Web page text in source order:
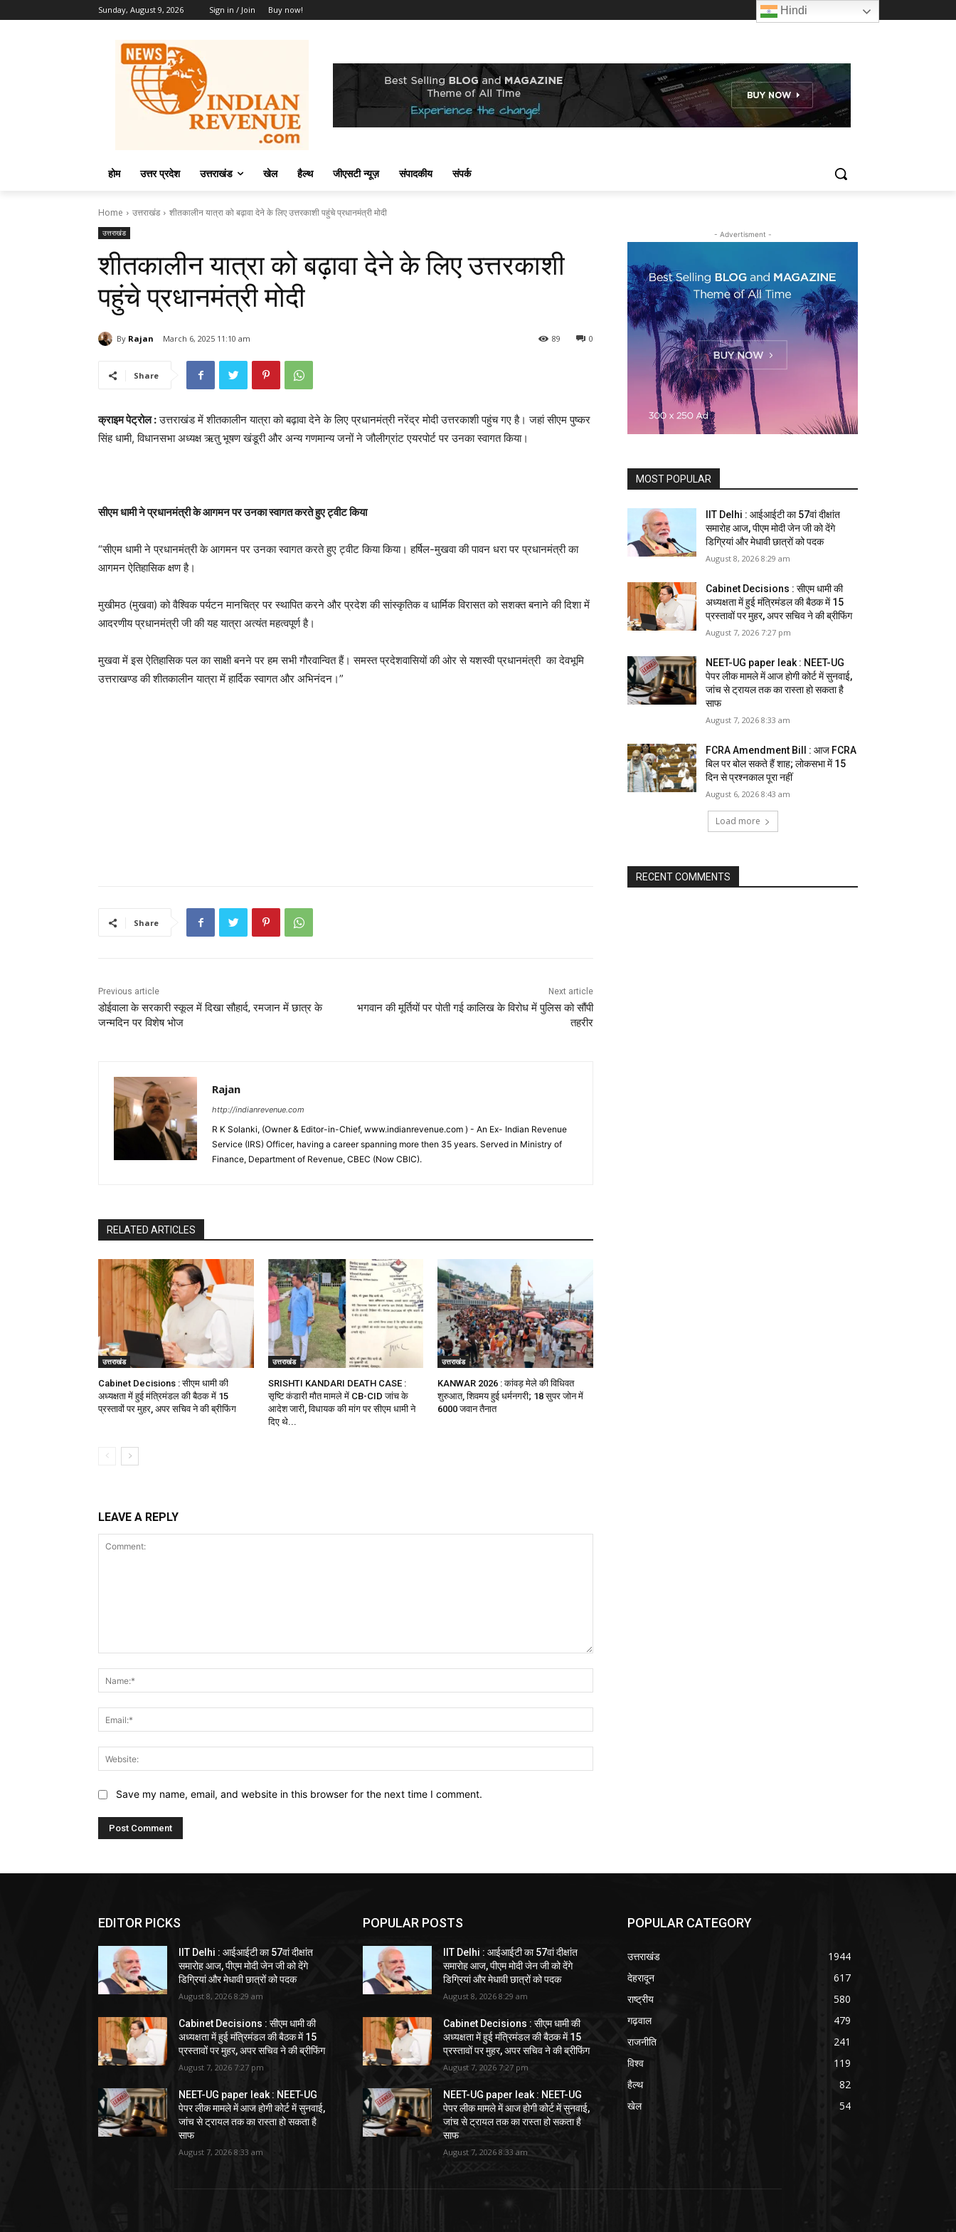
Sunday, August 9, 2026 Sign in / Join Buy now!
होम उत्तर प्रदेश उत्तराखंड खेल हैल्थ जीएसटी न्यूज़ संपादकीय संपर्क
Home उत्तराखंड शीतकालीन यात्रा को बढ़ावा देने के लिए उत्तरकाशी पहुंचे प्रधानमंत्री मोदी
उत्तराखंड
शीतकालीन यात्रा को बढ़ावा देने के लिए उत्तरकाशी
पहुंचे प्रधानमंत्री मोदी
By Rajan March 6, 2025 11:10 am 0
89
Share
क्राइम पेट्रोल :उत्तराखंड में शीतकालीन यात्रा को बढ़ावा देने के लिए प्रधानमंत्री नरेंद्र मोदी उत्तरकाशी पहुंच गए है। जहां सीएम पुष्कर
सिंह धामी, विधानसभा अध्यक्ष ऋतु भूषण खंडूरी और अन्य गणमान्य जनों ने जौलीग्रांट एयरपोर्ट पर उनका स्वागत किया।
सीएम धामी ने प्रधानमंत्री के आगमन पर उनका स्वागत करते हुए ट्वीट किया
“सीएम धामी ने प्रधानमंत्री के आगमन पर उनका स्वागत करते हुए ट्वीट किया किया। हर्षिल-मुखवा की पावन धरा पर प्रधानमंत्री का
आगमन ऐतिहासिक क्षण है।
मुखीमठ (मुखवा) को वैश्विक पर्यटन मानचित्र पर स्थापित करने और प्रदेश की सांस्कृतिक व धार्मिक विरासत को सशक्त बनाने की दिशा में
आदरणीय प्रधानमंत्री जी की यह यात्रा अत्यंत महत्वपूर्ण है।
मुखवा में इस ऐतिहासिक पल का साक्षी बनने पर हम सभी गौरवान्वित हैं। समस्त प्रदेशवासियों की ओर से यशस्वी प्रधानमंत्री का देवभूमि
उत्तराखण्ड की शीतकालीन यात्रा में हार्दिक स्वागत और अभिनंदन।”
Share
Previous article
डोईवाला के सरकारी स्कूल में दिखा सौहार्द, रमजान में छात्र के
जन्मदिन पर विशेष भोज
Next article
भगवान की मूर्तियों पर पोती गई कालिख के विरोध में पुलिस को सौंपी
तहरीर
Rajan
http://indianrevenue.com
R K Solanki, (Owner & Editor-in-Chief, www.indianrevenue.com ) - An Ex- Indian Revenue
Service (IRS) Officer, having a career spanning more then 35 years. Served in Ministry of
Finance, Department of Revenue, CBEC (Now CBIC).
RELATED ARTICLES
उत्तराखंड
Cabinet Decisions : सीएम धामी की
अध्यक्षता में हुई मंत्रिमंडल की बैठक में 15
प्रस्तावों पर मुहर, अपर सचिव ने की ब्रीफिंग
उत्तराखंड
SRISHTI KANDARI DEATH CASE :
सृष्टि कंडारी मौत मामले में CB-CID जांच के
आदेश जारी, विधायक की मांग पर सीएम धामी ने
दिए थे...
उत्तराखंड
KANWAR 2026 : कांवड़ मेले की विधिवत
शुरुआत, शिवमय हुई धर्मनगरी; 18 सुपर जोन में
6000 जवान तैनात
LEAVE A REPLY
Save my name, email, and website in this browser for the next time I comment.
- Advertisment -
MOST POPULAR
IIT Delhi : आईआईटी का 57वां दीक्षांत
समारोह आज, पीएम मोदी जेन जी को देंगे
डिग्रियां और मेधावी छात्रों को पदक
August 8, 2026 8:29 am
Cabinet Decisions : सीएम धामी की
अध्यक्षता में हुई मंत्रिमंडल की बैठक में 15
प्रस्तावों पर मुहर, अपर सचिव ने की ब्रीफिंग
August 7, 2026 7:27 pm
NEET-UG paper leak : NEET-UG
पेपर लीक मामले में आज होगी कोर्ट में सुनवाई,
जांच से ट्रायल तक का रास्ता हो सकता है
साफ
August 7, 2026 8:33 am
FCRA Amendment Bill : आज FCRA
बिल पर बोल सकते हैं शाह; लोकसभा में 15
दिन से प्रश्नकाल पूरा नहीं
August 6, 2026 8:43 am
Load more
RECENT COMMENTS
EDITOR PICKS
IIT Delhi : आईआईटी का 57वां दीक्षांत
समारोह आज, पीएम मोदी जेन जी को देंगे
डिग्रियां और मेधावी छात्रों को पदक
August 8, 2026 8:29 am
Cabinet Decisions : सीएम धामी की
अध्यक्षता में हुई मंत्रिमंडल की बैठक में 15
प्रस्तावों पर मुहर, अपर सचिव ने की ब्रीफिंग
August 7, 2026 7:27 pm
NEET-UG paper leak : NEET-UG
पेपर लीक मामले में आज होगी कोर्ट में सुनवाई,
जांच से ट्रायल तक का रास्ता हो सकता है
साफ
August 7, 2026 8:33 am
POPULAR POSTS
IIT Delhi : आईआईटी का 57वां दीक्षांत
समारोह आज, पीएम मोदी जेन जी को देंगे
डिग्रियां और मेधावी छात्रों को पदक
August 8, 2026 8:29 am
Cabinet Decisions : सीएम धामी की
अध्यक्षता में हुई मंत्रिमंडल की बैठक में 15
प्रस्तावों पर मुहर, अपर सचिव ने की ब्रीफिंग
August 7, 2026 7:27 pm
NEET-UG paper leak : NEET-UG
पेपर लीक मामले में आज होगी कोर्ट में सुनवाई,
जांच से ट्रायल तक का रास्ता हो सकता है
साफ
August 7, 2026 8:33 am
POPULAR CATEGORY
उत्तराखंड
1944
देहरादून
617
राष्ट्रीय
580
गढ़वाल
479
राजनीति
241
विश्व
119
हैल्थ
82
खेल
54
Hindi